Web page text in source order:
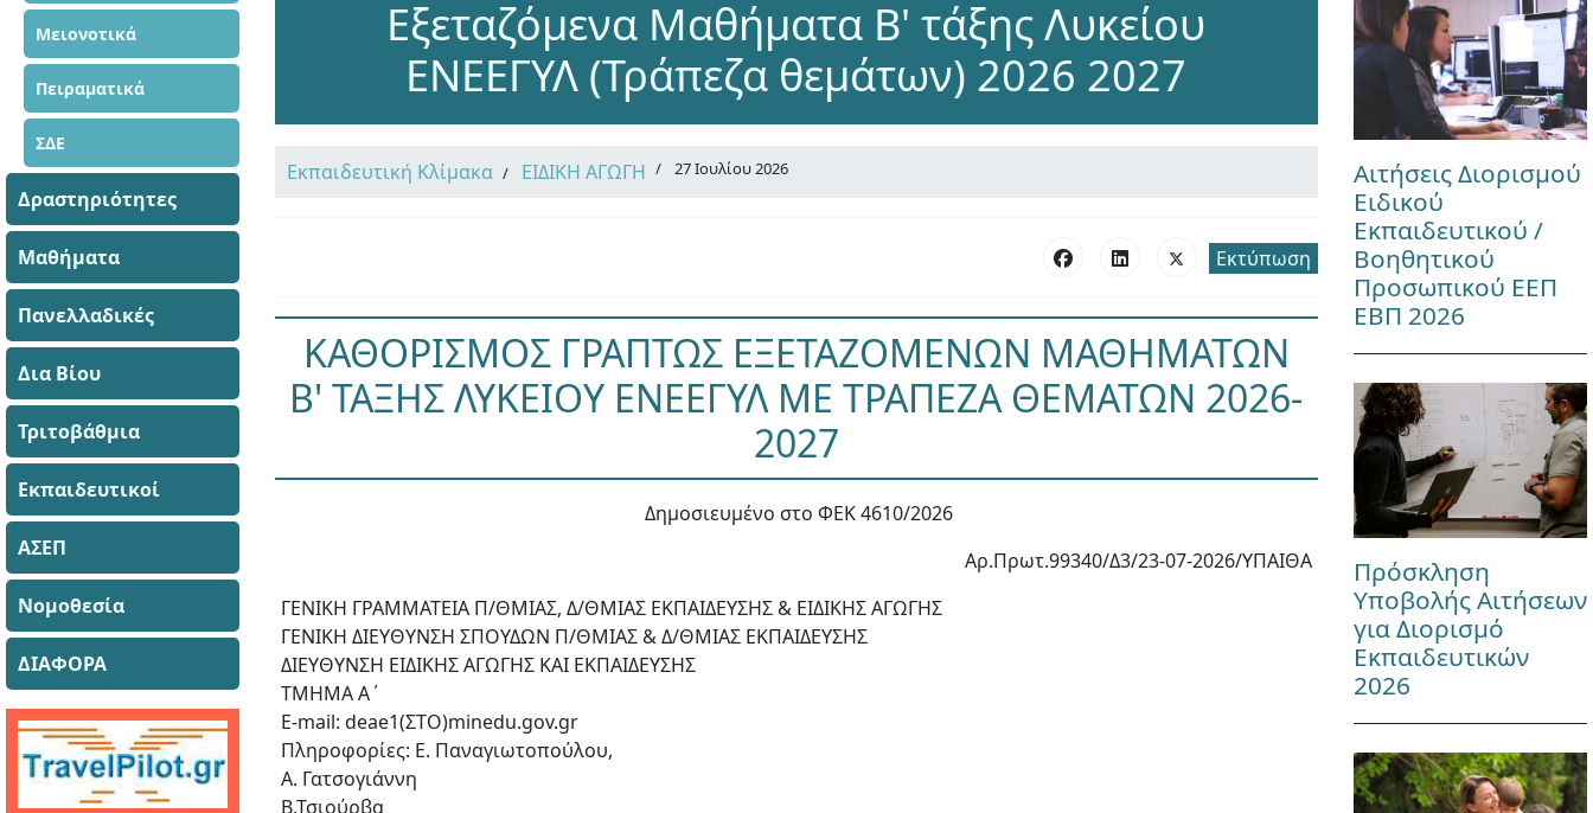
Μειονοτικά
Πειραματικά
ΣΔΕ
Δραστηριότητες
Μαθήματα
Πανελλαδικές
Δια Βίου
Τριτοβάθμια
Εκπαιδευτικοί
ΑΣΕΠ
Νομοθεσία
ΔΙΑΦΟΡΑ
Εξεταζόμενα Μαθήματα Β' τάξης Λυκείου
ΕΝΕΕΓΥΛ (Τράπεζα θεμάτων) 2026 2027
Εκπαιδευτική Κλίμακα ΕΙΔΙΚΗ ΑΓΩΓΗ 27 Ιουλίου 2026
Εκτύπωση
ΚΑΘΟΡΙΣΜΟΣ ΓΡΑΠΤΩΣ ΕΞΕΤΑΖΟΜΕΝΩΝ ΜΑΘΗΜΑΤΩΝ
Β' ΤΑΞΗΣ ΛΥΚΕΙΟΥ ΕΝΕΕΓΥΛ ΜΕ ΤΡΑΠΕΖΑ ΘΕΜΑΤΩΝ 2026-
2027
Δημοσιευμένο στο ΦΕΚ 4610/2026
Αρ.Πρωτ.99340/Δ3/23-07-2026/ΥΠΑΙΘΑ
ΓΕΝΙΚΗ ΓΡΑΜΜΑΤΕΙΑ Π/ΘΜΙΑΣ, Δ/ΘΜΙΑΣ ΕΚΠΑΙΔΕΥΣΗΣ & ΕΙΔΙΚΗΣ ΑΓΩΓΗΣ
ΓΕΝΙΚΗ ΔΙΕΥΘΥΝΣΗ ΣΠΟΥΔΩΝ Π/ΘΜΙΑΣ & Δ/ΘΜΙΑΣ ΕΚΠΑΙΔΕΥΣΗΣ
ΔΙΕΥΘΥΝΣΗ ΕΙΔΙΚΗΣ ΑΓΩΓΗΣ ΚΑΙ ΕΚΠΑΙΔΕΥΣΗΣ
ΤΜΗΜΑ Α΄
Ε-mail: deae1(ΣΤΟ)minedu.gov.gr
Πληροφορίες: Ε. Παναγιωτοπούλου,
Α. Γατσογιάννη
Β.Τσιούρβα
Αιτήσεις Διορισμού
Ειδικού
Εκπαιδευτικού /
Βοηθητικού
Προσωπικού ΕΕΠ
ΕΒΠ 2026
Πρόσκληση
Υποβολής Αιτήσεων
για Διορισμό
Εκπαιδευτικών
2026